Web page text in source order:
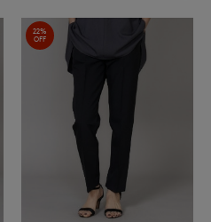
22%
OFF